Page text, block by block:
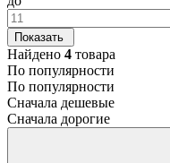
Показать
Найдено 4 товара
По популярности
По популярности
Сначала дешевые
Сначала дорогие